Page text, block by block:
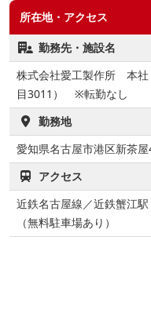
所在地・アクセス
勤務先・施設名
株式会社愛工製作所 本
目3011） ※転勤なし
勤務地
愛知県名古屋市港区新茶
アクセス
近鉄名古屋線／近鉄蟹江
（無料駐車場あり）